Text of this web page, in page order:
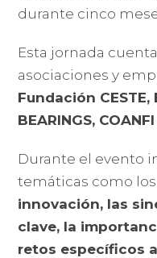
durante cinco
Esta jornada
asociaciones y
Fundación CESTE,
BEARINGS,
Durante el evento
temáticas como los
innovación, las
clave, la
retos específicos